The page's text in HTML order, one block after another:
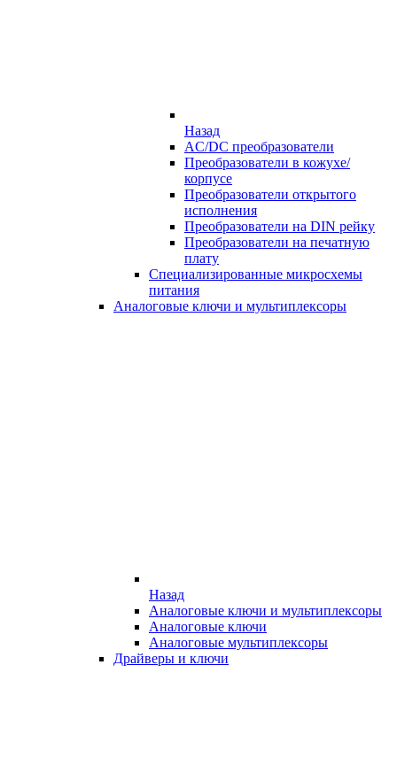
Назад
AC/DC преобразователи
Преобразователи в кожухе/
корпусе
Преобразователи открытого
исполнения
Преобразователи на DIN рейку
Преобразователи на печатную
плату
Специализированные микросхемы
питания
Аналоговые ключи и мультиплексоры
Назад
Аналоговые ключи и мультиплексоры
Аналоговые ключи
Аналоговые мультиплексоры
Драйверы и ключи